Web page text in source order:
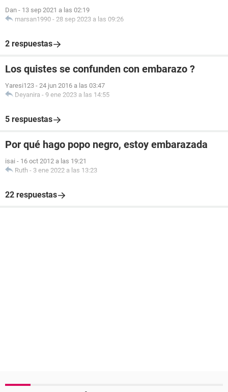
Dan - 13 sep 2021 a las 02:19
marsan1990 - 28 sep 2023 a las 09:26
2 respuestas
Los quistes se confunden con embarazo ?
Yaresi123 - 24 jun 2016 a las 03:47
Deyanira - 9 ene 2023 a las 14:55
5 respuestas
Por qué hago popo negro, estoy embarazada
isai - 16 oct 2012 a las 19:21
Ruth - 3 ene 2022 a las 13:23
22 respuestas